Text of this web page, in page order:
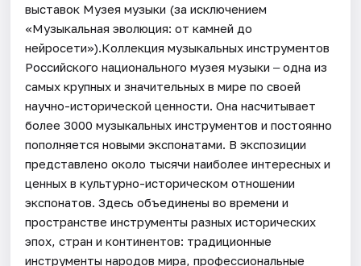
выставок Музея музыки (за исключением
«Музыкальная эволюция: от камней до
нейросети»).Коллекция музыкальных инструментов
Российского национального музея музыки ‒ одна из
самых крупных и значительных в мире по своей
научно-исторической ценности. Она насчитывает
более 3000 музыкальных инструментов и постоянно
пополняется новыми экспонатами. В экспозиции
представлено около тысячи наиболее интересных и
ценных в культурно-историческом отношении
экспонатов. Здесь объединены во времени и
пространстве инструменты разных исторических
эпох, стран и континентов: традиционные
инструменты народов мира, профессиональные